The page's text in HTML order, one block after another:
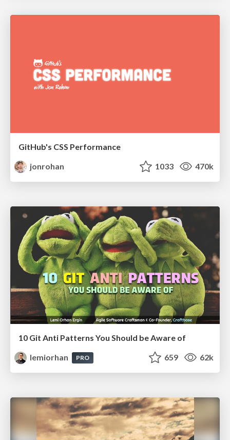
GitHub's CSS Performance
jonrohan
1033 470k
10 Git Anti Patterns You Should be Aware of
lemiorhan
PRO 659 62k